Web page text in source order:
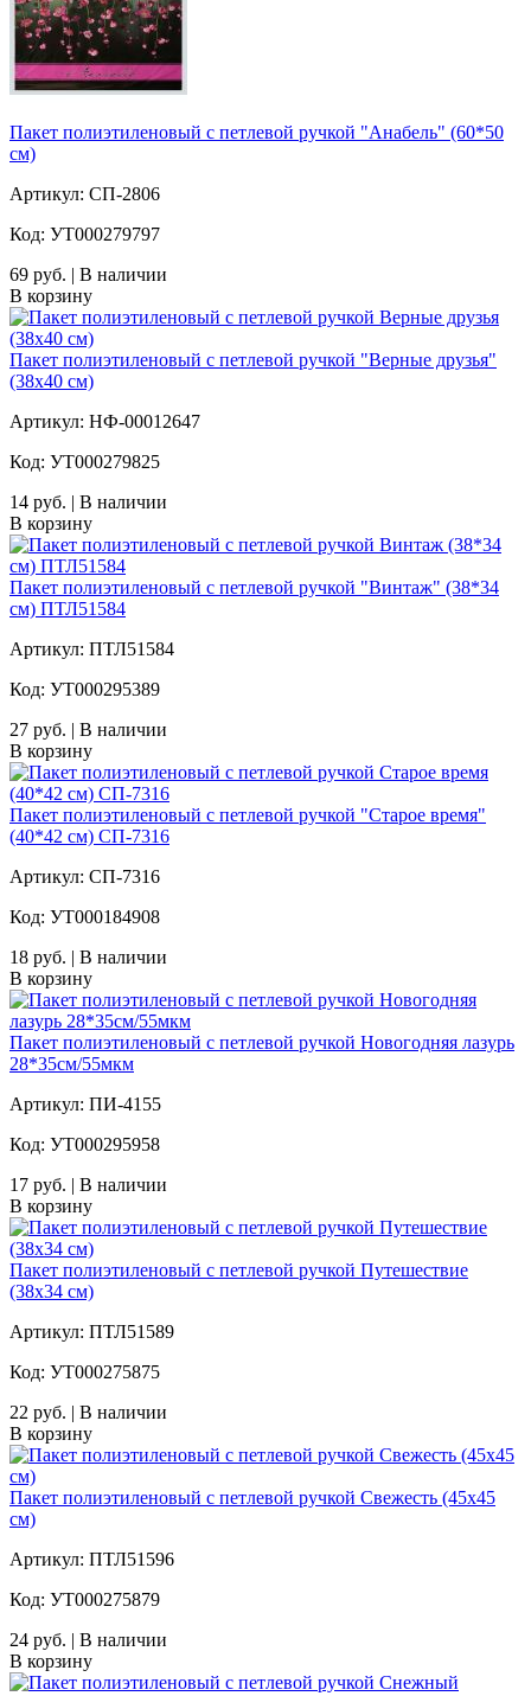
Пакет полиэтиленовый с петлевой ручкой "Анабель" (60*50
см)
Артикул: СП-2806
Код: УТ000279797
69 руб. | В наличии
В корзину
Пакет полиэтиленовый с петлевой ручкой "Верные друзья"
(38х40 см)
Артикул: НФ-00012647
Код: УТ000279825
14 руб. | В наличии
В корзину
Пакет полиэтиленовый с петлевой ручкой "Винтаж" (38*34
см) ПТЛ51584
Артикул: ПТЛ51584
Код: УТ000295389
27 руб. | В наличии
В корзину
Пакет полиэтиленовый с петлевой ручкой "Старое время"
(40*42 см) СП-7316
Артикул: СП-7316
Код: УТ000184908
18 руб. | В наличии
В корзину
Пакет полиэтиленовый с петлевой ручкой Новогодняя лазурь
28*35см/55мкм
Артикул: ПИ-4155
Код: УТ000295958
17 руб. | В наличии
В корзину
Пакет полиэтиленовый с петлевой ручкой Путешествие
(38х34 см)
Артикул: ПТЛ51589
Код: УТ000275875
22 руб. | В наличии
В корзину
Пакет полиэтиленовый с петлевой ручкой Свежесть (45х45
см)
Артикул: ПТЛ51596
Код: УТ000275879
24 руб. | В наличии
В корзину